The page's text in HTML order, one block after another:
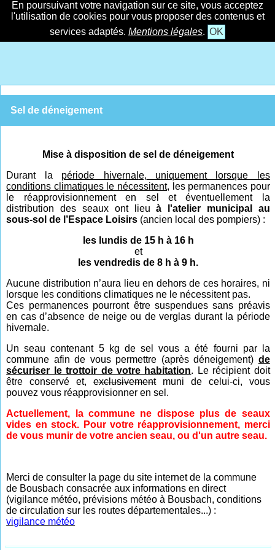
En poursuivant votre navigation sur ce site, vous acceptez
l'utilisation de cookies pour vous proposer des contenus et
services adaptés. Mentions légales. OK
Sel de déneigement
Mise à disposition de sel de déneigement
Durant la période hivernal e, uniquement lorsque les
conditions climatiques le nécessitent, les permanences pour
le réapprovisionnement en sel et éventuellement la
distribution des seaux ont lieuà l'atelier municipal au
sous-sol de l’Espace Loisirs (ancien local des pompiers) :
les lundis de 15 h à 16 h
et
les vendredis de 8 h à 9 h.
Aucune distribution n’aura lieu en dehors de ces horaires, ni
lorsque les conditions climatiques ne le nécessitent pas.
Ces permanences pourront être suspendues sans préavis
en cas d’absence de neige ou de verglas durant la période
hivernale.
Un seau contenant 5 kg de sel vous a été fourni par la
commune afin de vous permettre (après déneigement) de
sécuriser le trottoir de votre habitation. Le récipient doit
être conservé et,exclusivementmuni de celui-ci, vous
pouvez vous réapprovisionner en sel.
Actuellement, la commune ne dispose plus de seaux
vides en stock. Pour votre réapprovisionnement, merci
de vous munir de votre ancien seau, ou d'un autre seau.
Merci de consulter la page du site internet de la commune
de Bousbach consacrée aux informations en direct
(vigilance météo, prévisions météo à Bousbach, conditions
de circulation sur les routes départementales...) :
vigilance météo